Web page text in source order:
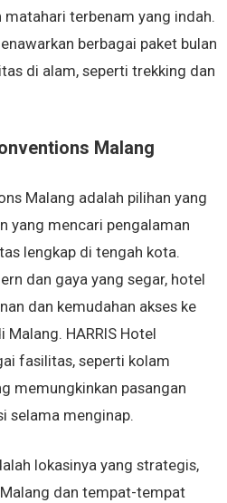
terbenam yang indah.
berbagai paket bulan
di alam, seperti trekking dan
Malang
Malang adalah pilihan yang
yang mencari pengalaman
lengkap di tengah kota.
dan gaya yang segar, hotel
dan kemudahan akses ke
HARRIS Hotel
fasilitas, seperti kolam
memungkinkan pasangan
selama menginap.
lokasinya yang strategis,
dan tempat-tempat